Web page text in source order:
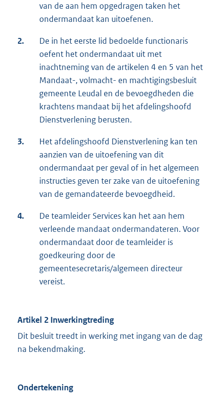
van de aan hem opgedragen taken het
ondermandaat kan uitoefenen.
2.
De in het eerste lid bedoelde functionaris
oefent het ondermandaat uit met
inachtneming van de artikelen 4 en 5 van het
Mandaat-, volmacht- en machtigingsbesluit
gemeente Leudal en de bevoegdheden die
krachtens mandaat bij het afdelingshoofd
Dienstverlening berusten.
3.
Het afdelingshoofd Dienstverlening kan ten
aanzien van de uitoefening van dit
ondermandaat per geval of in het algemeen
instructies geven ter zake van de uitoefening
van de gemandateerde bevoegdheid.
4.
De teamleider Services kan het aan hem
verleende mandaat ondermandateren. Voor
ondermandaat door de teamleider is
goedkeuring door de
gemeentesecretaris/algemeen directeur
vereist.
Artikel 2 Inwerkingtreding
Dit besluit treedt in werking met ingang van de dag
na bekendmaking.
Ondertekening